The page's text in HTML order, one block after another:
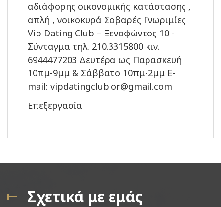
αδιάφορης οικονομικής κατάστασης ,
απλή , νοικοκυρά Σοβαρές Γνωριμίες
Vip Dating Club – Ξενοφώντος 10 -
Σύνταγμα τηλ. 210.3315800 κιν.
6944477203 Δευτέρα ως Παρασκευή
10πμ-9μμ & Σάββατο 10πμ-2μμ E-
mail: vipdatingclub.or@gmail.com
Επεξεργασία
Σχετικά με εμάς